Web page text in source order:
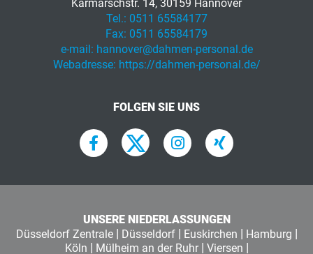
Karmarschstr. 14, 30159 Hannover
Tel.: 0511 65584177
Fax: 0511 65584179
e-mail: hannover@dahmen-personal.de
Webadresse: https://dahmen-personal.de/
FOLGEN SIE UNS
UNSERE NIEDERLASSUNGEN
Düsseldorf Zentrale| Düsseldorf| Euskirchen | Hamburg |
Köln | Mülheim an der Ruhr| Viersen |